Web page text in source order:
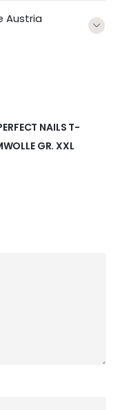
Austria
NAILS T-
GR. XXL